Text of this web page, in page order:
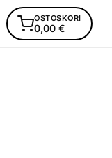
OSTOSKORI
0,00 €